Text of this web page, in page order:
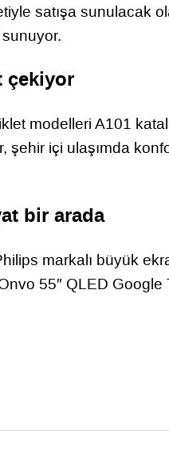
satışa sunulacak
çekiyor
modelleri A101
şehir içi ulaşımda
bir arada
markalı büyük
55″ QLED